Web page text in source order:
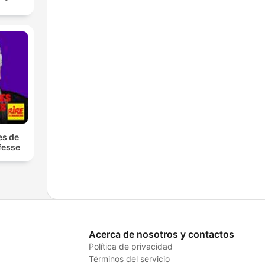
de
Acerca de nosotros y contactos
Política de privacidad
Términos del servicio